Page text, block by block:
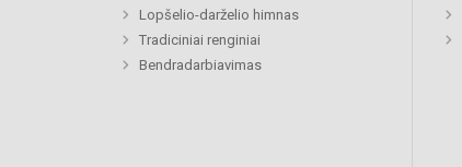
Lopšelio-darželio himnas
Tradiciniai renginiai
Bendradarbiavimas